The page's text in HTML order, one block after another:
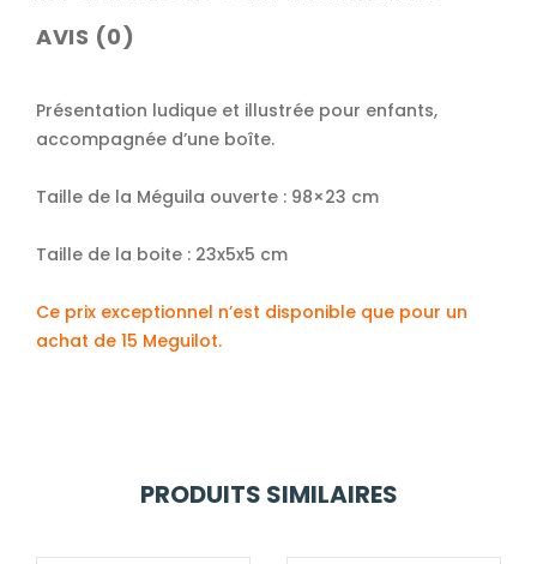
AVIS (0)
Présentation ludique et illustrée pour enfants,
accompagnée d’une boîte.
Taille de la Méguila ouverte : 98×23 cm
Taille de la boite : 23x5x5 cm
Ce prix exceptionnel n’est disponible que pour un
achat de 15 Meguilot.
PRODUITS SIMILAIRES